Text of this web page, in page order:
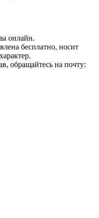
онлайн.
бесплатно, носит
обращайтесь на почту: